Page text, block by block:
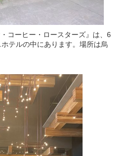
コーヒー・ロースターズ』は、6
テルの中にあります。場所は烏